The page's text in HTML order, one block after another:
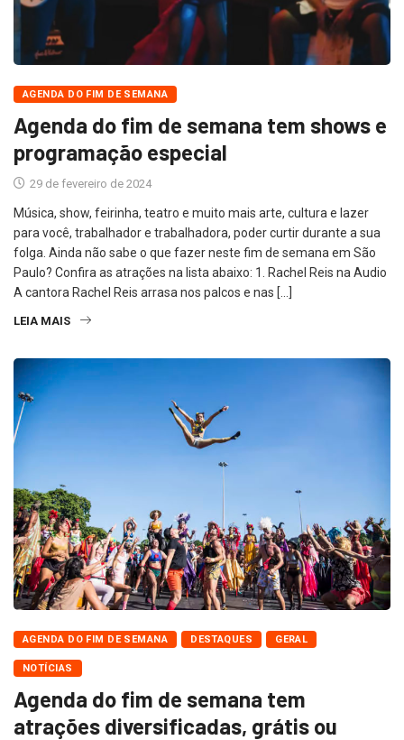
AGENDA DO FIM DE SEMANA
Agenda do fim de semana tem shows e
programação especial
29 de fevereiro de 2024
Música, show, feirinha, teatro e muito mais arte, cultura e lazer
para você, trabalhador e trabalhadora, poder curtir durante a sua
folga. Ainda não sabe o que fazer neste fim de semana em São
Paulo? Confira as atrações na lista abaixo: 1. Rachel Reis na Audio
A cantora Rachel Reis arrasa nos palcos e nas […]
LEIA MAIS
AGENDA DO FIM DE SEMANA DESTAQUES GERAL
NOTÍCIAS
Agenda do fim de semana tem
atrações diversificadas, grátis ou